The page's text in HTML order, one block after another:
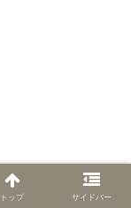
トップ サイドバー